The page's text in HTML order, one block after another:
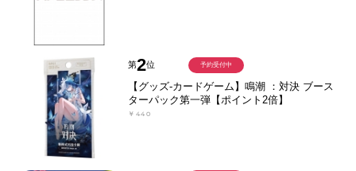
第2位
【グッズ-カードゲーム】鳴潮 ：対決 ブース
ターパック第一弾【ポイント2倍】
￥440
予約受付中